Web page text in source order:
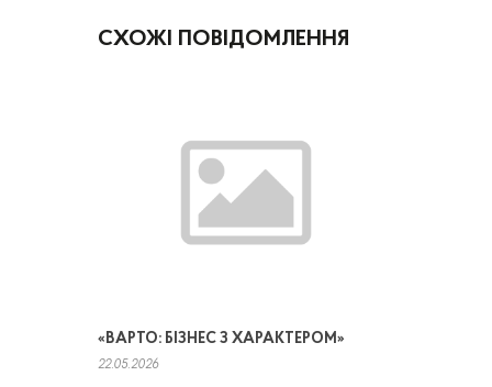
СХОЖІ ПОВІДОМЛЕННЯ
«ВАРТО: БІЗНЕС З ХАРАКТЕРОМ»
22.05.2026